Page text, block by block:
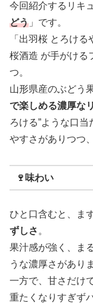
今回紹介するリキ
どう 」です。
「出羽桜 とろけ
桜酒造 が手がける
つ。
山形県産のぶどう
で楽しめる濃厚な
ろける”ような口
やすさがありつつ
🍷味わい
ひと口含むと、ま
ずしさ 。
果汁感が強く、ま
うな濃厚さがあり
一方で、甘さだけ
重たくなりすぎず